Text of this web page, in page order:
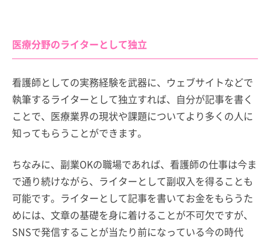
医療分野のライターとして独立
看護師としての実務経験を武器に、ウェブサイトなどで
執筆するライターとして独立すれば、自分が記事を書く
ことで、医療業界の現状や課題についてより多くの人に
知ってもらうことができます。
ちなみに、副業OKの職場であれば、看護師の仕事は今ま
で通り続けながら、ライターとして副収入を得ることも
可能です。ライターとして記事を書いてお金をもらうた
めには、文章の基礎を身に着けることが不可欠ですが、
SNSで発信することが当たり前になっている今の時代